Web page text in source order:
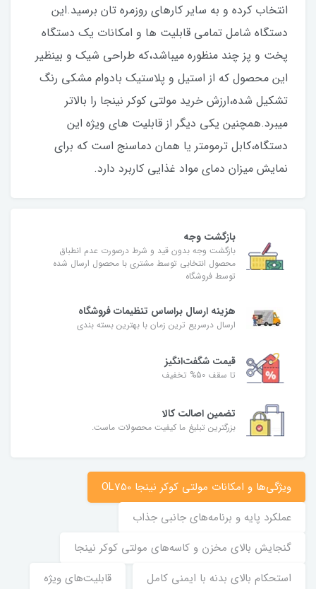
انتخاب کرده و به سایر کارهای روزمره تان برسید.این
دستگاه شامل تمامی قابلیت ها و امکانات یک دستگاه
پخت و پز چند منظوره میباشد،که طراحی شیک و بینظیر
این محصول که از استیل و پلاستیک بادوام مشکی رنگ
تشکیل شده،ارزش خرید مولتی کوکر نینجا را بالاتر
میبرد.همچنین یکی دیگر از قابلیت های ویژه این
دستگاه،کابل ترمومتر یا همان دماسنج است که برای
نمایش میزان دمای مواد غذایی کاربرد دارد.
بازگشت وجه
بازگشت وجه بدون قید و شرط درصورت عدم انطباق
محصول انتخابی توسط مشتری با محصول ارسال شده
توسط فروشگاه
هزینه ارسال براساس تنظیمات فروشگاه
ارسال درسریع ترین زمان با بهترین بسته بندی
قیمت شگفت‌انگیز
تا سقف 50% تخفیف
تضمین اصالت کالا
بزرگترین تبلیغ ما کیفیت محصولات ماست.
ویژگی‌ها و امکانات مولتی کوکر نینجا OL750
عملکرد پایه و برنامه‌های جانبی جذاب
گنجایش بالای مخزن و کاسه‌های مولتی کوکر نینجا
استحکام بالای بدنه با ایمنی کامل
قابلیت‌های ویژه